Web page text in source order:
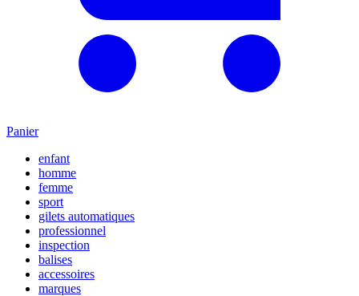
Panier
enfant
homme
femme
sport
gilets automatiques
professionnel
inspection
balises
accessoires
marques